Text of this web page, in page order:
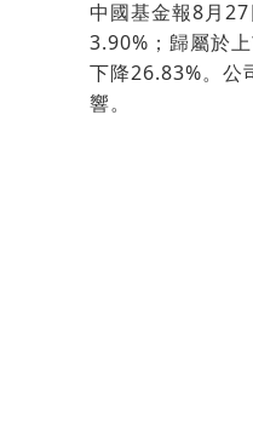
中國基金報8月
3.90%；歸屬於
下降26.83%。公
響。